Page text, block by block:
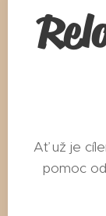
Ať už je
pomoc